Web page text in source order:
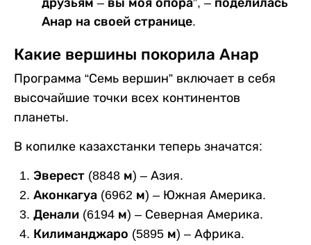
Анар на своей странице.
Какие вершины покорила Анар
Программа “Семь вершин” включает в себя
высочайшие точки всех континентов
планеты.
В копилке казахстанки теперь значатся:
Эверест (8848 м) – Азия.
Аконкагуа (6962 м) – Южная Америка.
Денали (6194 м) – Северная Америка.
Килиманджаро (5895 м) – Африка.